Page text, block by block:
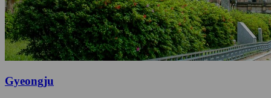
Gyeongju